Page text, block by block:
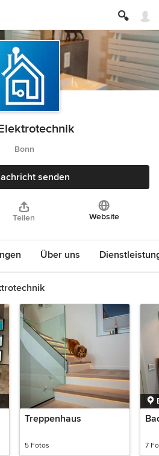
Bonn
senden
Teilen Website
Über uns
Treppenhaus
5 Fotos 7